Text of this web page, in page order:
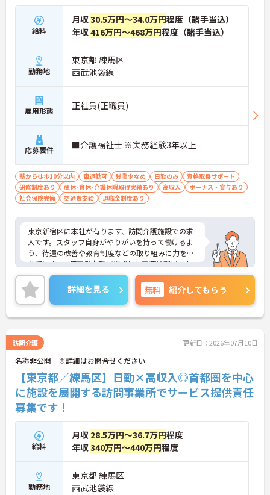
安心して対応できます
・多様な施設での経験を持つスタッフが集まってお
り、互いの知見を共有しながら質の高いサービス計
画を立案できます
【手厚い待遇と評価制度で、やりがいを感じられる
環境です】
・社内独自の職務等級表による明確な職務給制度が
あり、日々の管理業務や役割がしっかり給与に還元
されます
・役職手当や資格手当などが充実しており、確かな
給料
月収30.5万円～34.0万円程度（諸手当込）
年収416万円～468万円程度（諸手当込）
勤務地
東京都 練馬区
西武池袋線
雇用形態 正社員(正職員)
応募要件 ■介護福祉士 ※実務経験3年以上
駅から徒歩10分以内 車通勤可 残業少なめ 日勤のみ
資格取得サポート
研修制度あり
産休･育休･介護休暇取得実績あり 高収入
ボーナス・賞与あり
社会保険完備
交通費支給 退職金制度あり
東京新宿区に本社が有ります、訪問介護施設での求
人です。スタッフ自身がやりがいを持って働けるよ
う、待遇の改善や教育制度などの取り組みに力を入
れています。IT事業本部が作成した事務処理ソフト
を導入しており、事務作業は少なく、その分ご利用
者様への対応を重視することもできます。入社後の
研修はもちろん、介護技術研修、PC研修、マナー研
修、資格取得のための勉強会等ステップに応じて用
意されており安心してご就業いただけます。
細などお話しいたしますのでお気軽にお問い合わせ
下さい。
詳細を見る 無料 紹介してもらう
訪問介護 更新日：2026年07月10日
名称非公開 ※詳細はお問合せください
【東京都／練馬区】日勤×高収入◎首都圏を中心
に施設を展開する訪問事業所でサービス提供責任
募集です！
給料
月収 28.5万円～36.7万円程度
年収340万円～440万円程度
勤務地
東京都 練馬区
西武池袋線